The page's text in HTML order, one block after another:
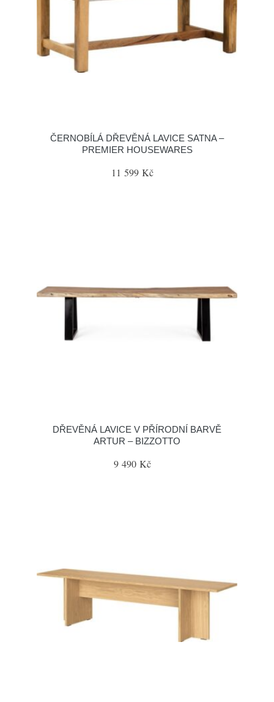
ČERNOBÍLÁ DŘEVĚNÁ LAVICE SATNA –
PREMIER HOUSEWARES
11 599 Kč
DŘEVĚNÁ LAVICE V PŘÍRODNÍ BARVĚ
ARTUR – BIZZOTTO
9 490 Kč